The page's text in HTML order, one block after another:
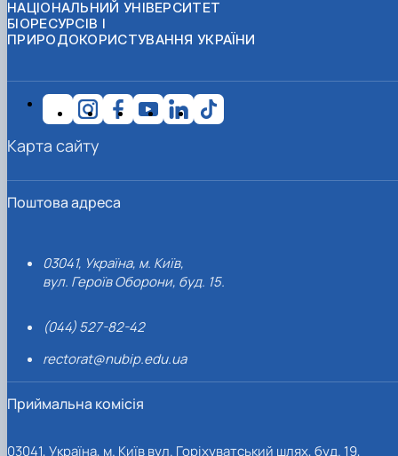
НАЦІОНАЛЬНИЙ УНІВЕРСИТЕТ
БІОРЕСУРСІВ І
ПРИРОДОКОРИСТУВАННЯ УКРАЇНИ
Поштова адреса
03041, Україна, м. Київ,
вул. Героїв Оборони, буд. 15.
(044) 527-82-42
rectorat@nubip.edu.ua
Приймальна комісія
03041, Україна, м. Київ вул. Горіхуватський шлях, буд. 19,
Карта сайту